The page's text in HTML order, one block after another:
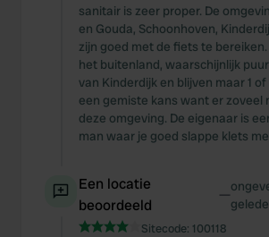
sanitair is zeer proper. De
en Gouda, Schoonhoven,
zijn goed met de fiets te
het buitenland, waarschijnlijk
van Kinderdijk en blijven maar 1
een gemiste kans want er zoveel
deze omgeving. De eigenaar is
man waar je goed slappe klets
Een locatie
beoordeeld
—
Sitecode: 100118